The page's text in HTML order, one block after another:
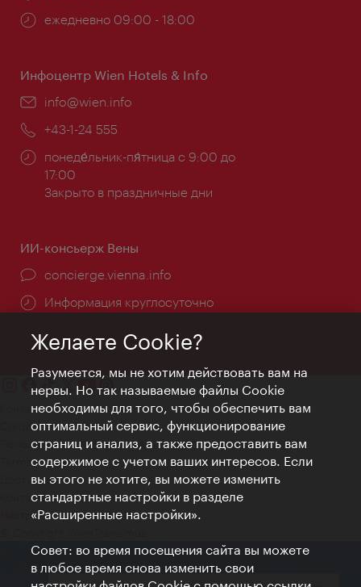
Часы
ежедневно 09:00 - 18:00
Инфоцентр Wien Hotels & Info
Эл.
info@wien.info
Телефон:
+43-1-24 555
Часы
работы:
понеде́льник-пя́тница с 9:00 до
17:00
Закрыто в праздничные дни
ИИ-консьерж Вены
concierge.vienna.info
Информация круглосуточно
Контакт
Credits
Положение о конфиденциальности
Terms of Use
Доступность
Контакты для прессы
Настройки файлов Cookie
Желаете Cookie?
Разумеется, мы не хотим действовать вам на
нервы. Но так называемые файлы Cookie
необходимы для того, чтобы обеспечить вам
оптимальный сервис, функционирование
страниц и анализ, а также предоставить вам
содержимое с учетом ваших интересов. Если
вы этого не хотите, вы можете изменить
стандартные настройки в разделе
«Расширенные настройки».
Совет: во время посещения сайта вы можете
в любое время снова изменить свои